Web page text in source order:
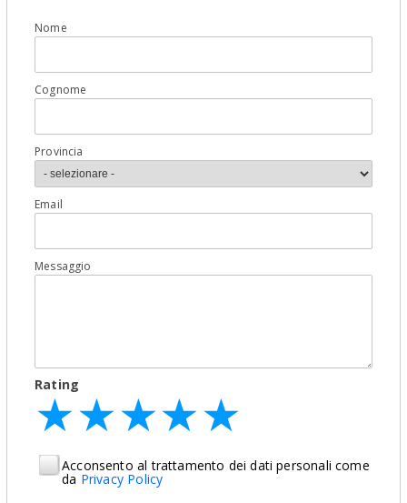
Nome
Cognome
Provincia
Email
Messaggio
Rating
★
★★
★★★
★★★★
★★★★★
Acconsento al trattamento dei dati personali come
da Privacy Policy